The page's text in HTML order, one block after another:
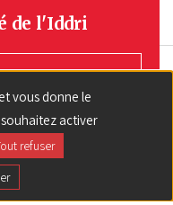
de l'Iddri
vous donne le
activer
refuser